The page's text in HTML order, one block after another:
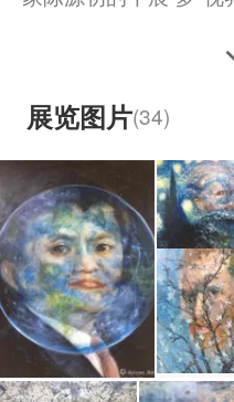
陈源初的梦境是一种
是下意识的思想是存
艺术创作就会变得十
许多不同元素的蒙太
素之间在未加组合下
一旦将其描绘在同一
了相互作用，形成某
实的一种新的创造，
念。可以说，这种蒙
展览图片(34)